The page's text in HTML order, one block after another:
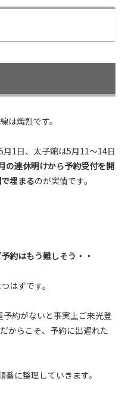
は熾烈です。
1日、太子館は5月11〜14日
の連休明けから予約受付を開
埋まるのが実情です。
約はもう難しそう・・
はずです。
約がないと事実上ご来光登
からこそ、予約に出遅れた
に整理していきます。